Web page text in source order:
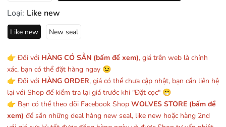
Loại: Like new
Like new New seal
👉 Đối với HÀNG CÓ SẴN (bấm để xem), giá trên web là chính
xác, bạn có thể đặt hàng ngay 😉
👉 Đối với HÀNG ORDER, giá có thể chưa cập nhật, bạn cần liên hệ
lại với Shop để kiểm tra lại giá trước khi "Đặt cọc" 😁
👉 Bạn có thể theo dõi Facebook Shop WOLVES STORE (bấm để
xem) để săn những deal hàng new seal, like new hoặc hàng 2nd